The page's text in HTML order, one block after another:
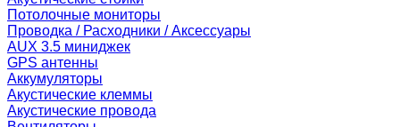
Потолочные мониторы
Проводка / Расходники / Аксессуары
AUX 3.5 миниджек
GPS антенны
Аккумуляторы
Акустические клеммы
Акустические провода